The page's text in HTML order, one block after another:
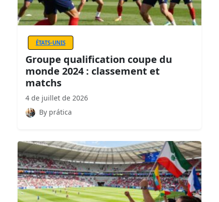
ÉTATS-UNIS
Groupe qualification coupe du
monde 2024 : classement et
matchs
4 de juillet de 2026
By prática